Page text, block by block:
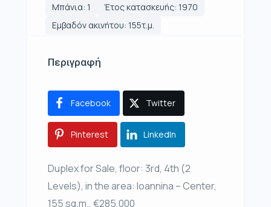
Μπάνια: 1
Έτος κατασκευής: 1970
Εμβαδόν ακινήτου: 155τ.μ.
Περιγραφή
Facebook Twitter
Pinterest LinkedIn
Duplex for Sale, floor: 3rd, 4th (2
Levels), in the area: Ioannina – Center,
155 sq.m., €285,000